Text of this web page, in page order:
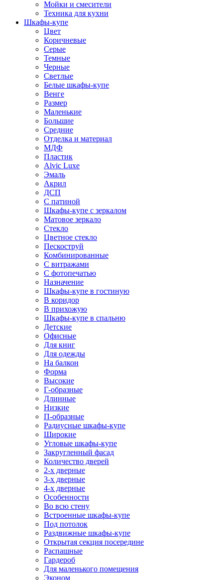
Мойки и смесители
Техника для кухни
Шкафы-купе
Цвет
Коричневые
Серые
Темные
Черные
Светлые
Белые шкафы-купе
Венге
Размер
Маленькие
Большие
Средние
Отделка и материал
МДФ
Пластик
Alvic Luxe
Эмаль
Акрил
ДСП
С патиной
Шкафы-купе с зеркалом
Матовое зеркало
Стекло
Цветное стекло
Пескоструй
Комбинированные
С витражами
С фотопечатью
Назначение
Шкафы-купе в гостиную
В коридор
В прихожую
Шкафы-купе в спальню
Детские
Офисные
Для книг
Для одежды
На балкон
Форма
Высокие
Г-образные
Длинные
Низкие
П-образные
Радиусные шкафы-купе
Широкие
Угловые шкафы-купе
Закругленный фасад
Количество дверей
2-х дверные
3-х дверные
4-х дверные
Особенности
Во всю стену
Встроенные шкафы-купе
Под потолок
Раздвижные шкафы-купе
Открытая секция посередине
Распашные
Гардероб
Для маленького помещения
Эконом